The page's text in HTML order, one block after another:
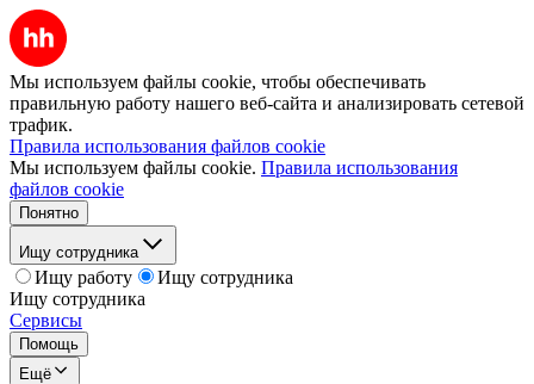
Мы используем файлы cookie, чтобы обеспечивать
правильную работу нашего веб-сайта и анализировать сетевой
трафик.
Правила использования файлов cookie
Мы используем файлы cookie. Правила использования
файлов cookie
Понятно
Ищу сотрудника
Ищу работу
Ищу сотрудника
Ищу сотрудника
Сервисы
Помощь
Ещё